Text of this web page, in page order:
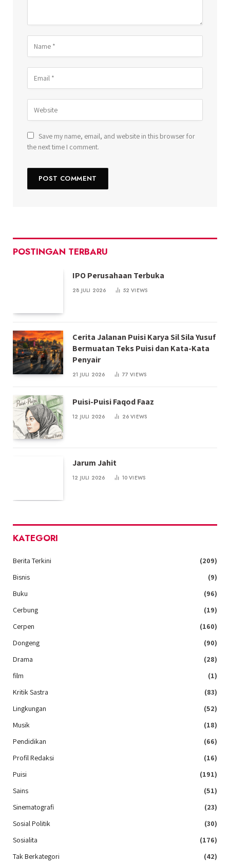
Save my name, email, and website in this browser for
the next time I comment.
POSTINGAN TERBARU
IPO Perusahaan Terbuka
28 JULI 2026 52VIEWS
Cerita Jalanan Puisi Karya Sil Sila Yusuf
Bermuatan Teks Puisi dan Kata-Kata
Penyair
21 JULI 2026 77VIEWS
Puisi-Puisi Faqod Faaz
12 JULI 2026 26VIEWS
Jarum Jahit
12 JULI 2026 10VIEWS
KATEGORI
Berita Terkini
(209)
Bisnis
(9)
Buku
(96)
Cerbung
(19)
Cerpen
(160)
Dongeng
(90)
Drama
(28)
film
(1)
Kritik Sastra
(83)
Lingkungan
(52)
Musik
(18)
Pendidikan
(66)
Profil Redaksi
(16)
Puisi
(191)
Sains
(51)
Sinematografi
(23)
Sosial Politik
(30)
Sosialita
(176)
Tak Berkategori
(42)